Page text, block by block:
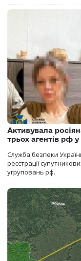
Активувала
трьох агентів рф
Служба безпеки
реєстрації
угруповань рф.